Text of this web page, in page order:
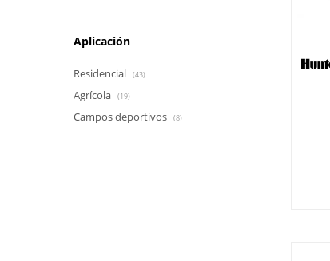
Aplicación
Residencial (43)
Agrícola (19)
Campos deportivos (8)